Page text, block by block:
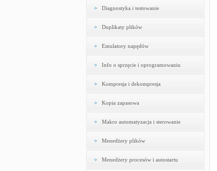
Diagnostyka i testowanie
Duplikaty plików
Emulatory napędów
Info o sprzęcie i oprogramowaniu
Kompresja i dekompresja
Kopia zapasowa
Makro automatyzacja i sterowanie
Menedżery plików
Menedżery procesów i autostartu